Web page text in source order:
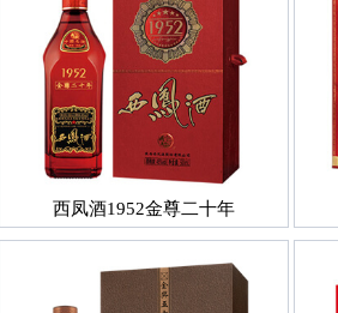
西凤酒1952金尊二十年